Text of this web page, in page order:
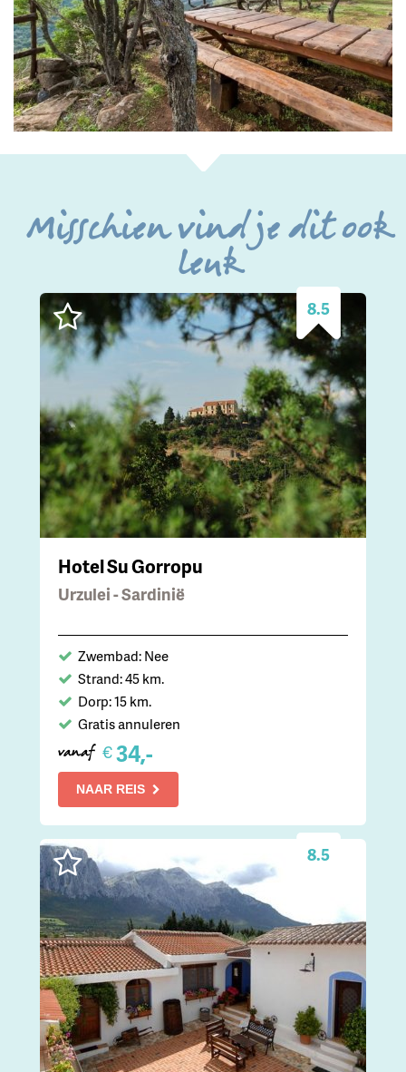
Misschien vind je dit ook
leuk
8.5
Hotel Su Gorropu
Urzulei - Sardinië
Zwembad: Nee
Strand: 45 km.
Dorp: 15 km.
Gratis annuleren
vanaf €34,-
NAAR REIS
8.5